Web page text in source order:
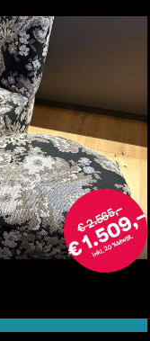
€ 2.565,–
€ inkl. 20% MwSt.